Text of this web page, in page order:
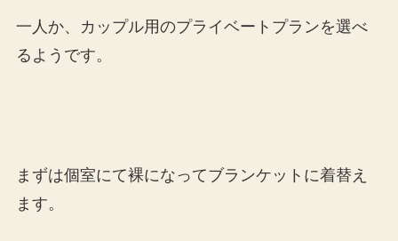
一人か、カップル用のプライベートプランを選べ
るようです。
まずは個室にて裸になってブランケットに着替え
ます。